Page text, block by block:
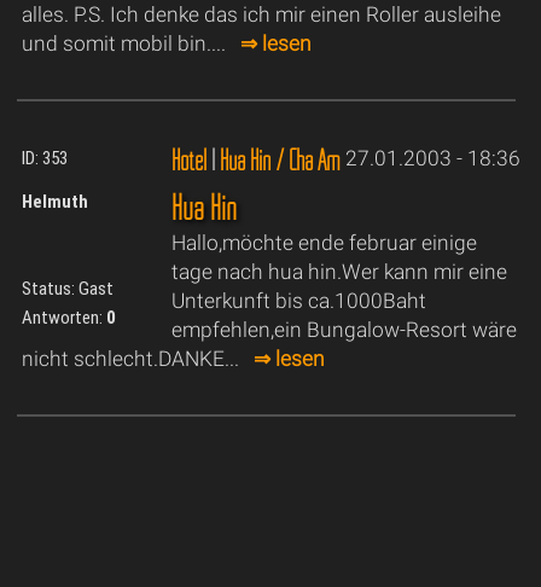
alles. P.S. Ich denke das ich mir einen Roller ausleihe
und somit mobil bin.... ⇒ lesen
ID: 353 Hotel|Hua Hin / Cha Am 27.01.2003 - 18:36
Helmuth
Status: Gast
Antworten: 0
Hua Hin
Hallo,möchte ende februar einige
tage nach hua hin.Wer kann mir eine
Unterkunft bis ca.1000Baht
empfehlen,ein Bungalow-Resort wäre
nicht schlecht.DANKE... ⇒ lesen